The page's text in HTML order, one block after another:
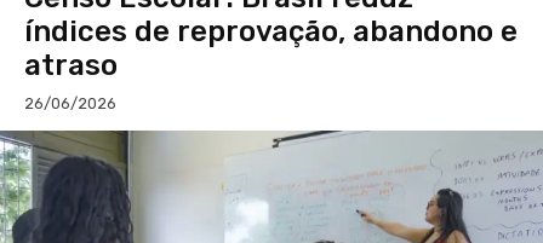
índices de reprovação, abandono e
atraso
26/06/2026